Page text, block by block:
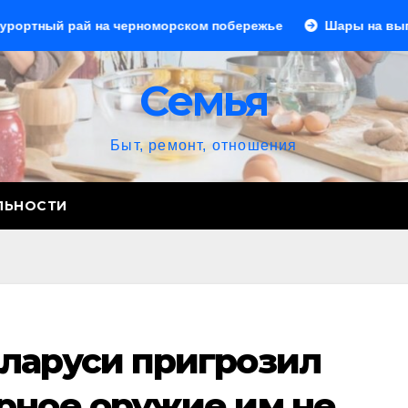
черноморском побережье Шары на выпускной:
Семья
Быт, ремонт, отношения
пригрозил